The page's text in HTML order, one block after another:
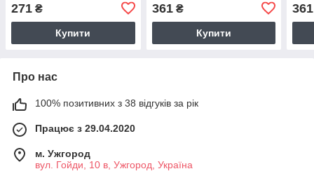
271 ₴
Купити
361₴
Купити
361
Про нас
100% позитивних з 38 відгуків за рік
Працює з 29.04.2020
м. Ужгород
вул. Гойди, 10 в, Ужгород, Україна